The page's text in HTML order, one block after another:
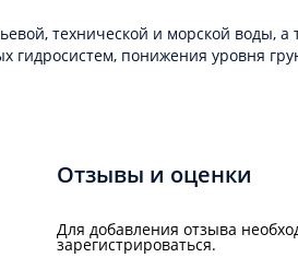
технической и морской воды,
понижения уровня
Отзывы и оценки
Для добавления отзыва
зарегистрироваться.